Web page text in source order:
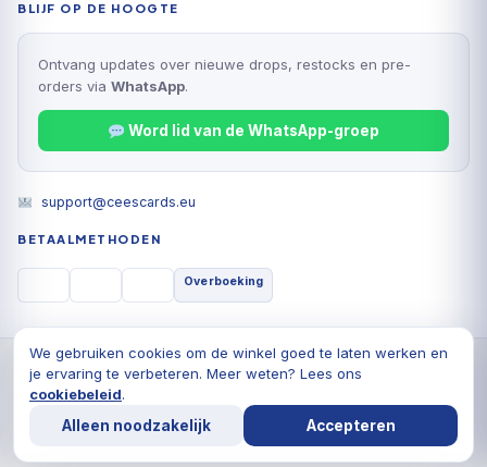
BLIJF OP DE HOOGTE
Ontvang updates over nieuwe drops, restocks en pre-
orders via WhatsApp.
Word lid van de WhatsApp-groep
support@ceescards.eu
BETAALMETHODEN
Overboeking
© 2026 Cees Cards B.V., Alle rechten voorbehouden
PrivacyverklaringAlgemene voorwaarden Cookiebeleid
We gebruiken cookies om de winkel goed te laten werken en
je ervaring te verbeteren. Meer weten? Lees ons
cookiebeleid.
Alleen noodzakelijk
Accepteren
De waardering van ceescards.eu/ bijWebwinkelKeur
is 9.8/10 gebaseerd op 1764 reviews.